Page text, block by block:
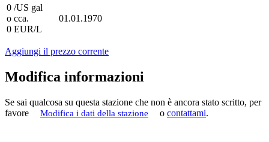
0 /US gal
o cca.
0 EUR/L
01.01.1970
Aggiungi il prezzo corrente
Modifica informazioni
Se sai qualcosa su questa stazione che non è ancora stato scritto, per
favore
Modifica i dati della stazione o contattami.